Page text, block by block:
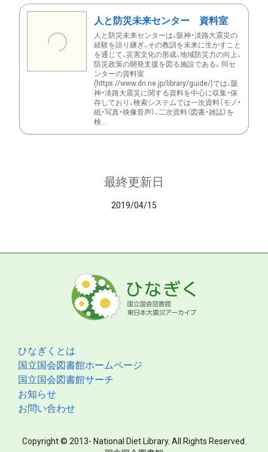
人と防災未来センター 資料室
人と防災未来センターは、阪神・淡路大震災の
経験を語り継ぎ、その教訓を未来に生かすこと
を通じて、災害文化の形成、地域防災力の向上、
防災政策の開発支援を図る施設である。同セ
ンターの資料室
(https://www.dri.ne.jp/library/guide/)では、阪
神・淡路大震災に関する資料を中心に収集・保
存しており、検索システムでは一次資料（モノ・
紙・写真・映像音声）、二次資料（図書・雑誌）を
検...
最終更新日
2019/04/15
ひなぎくとは
国立国会図書館ホームページ
国立国会図書館サーチ
お知らせ
お問い合わせ
Copyright © 2013- National Diet Library. All Rights Reserved.